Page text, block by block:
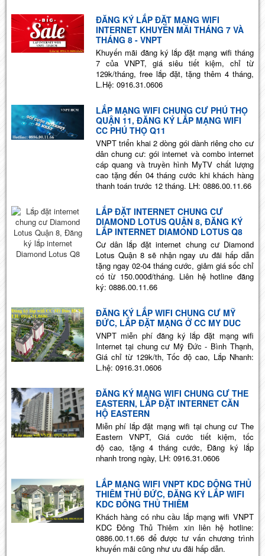
ĐĂNG KÝ LẮP ĐẶT MẠNG WIFI
INTERNET KHUYẾN MÃI THÁNG 7 VÀ
THÁNG 8 - VNPT
Khuyến mãi đăng ký lắp đặt mạng wifi tháng
7 của VNPT, giá siêu tiết kiệm, chỉ từ
129k/tháng, free lắp đặt, tặng thêm 4 tháng,
L.Hệ: 0916.31.0606
LẮP MẠNG WIFI CHUNG CƯ PHÚ THỌ
QUẬN 11, ĐĂNG KÝ LẮP MẠNG WIFI
CC PHÚ THỌ Q11
VNPT triển khai 2 dòng gói dành riêng cho cư
dân chung cư: gói internet và combo internet
cáp quang và truyền hình MyTV chất lượng
cao tặng đến 04 tháng cước khi khách hàng
thanh toán trước 12 tháng. LH: 0886.00.11.66
LẮP ĐẶT INTERNET CHUNG CƯ
DIAMOND LOTUS QUẬN 8, ĐĂNG KÝ
LẮP INTERNET DIAMOND LOTUS Q8
Cư dân lắp đặt internet chung cư Diamond
Lotus Quận 8 sẽ nhận ngay ưu đãi hấp dẫn
tặng ngay 02-04 tháng cước, giảm giá sốc chỉ
có từ 150.000đ/tháng. Liên hệ hotline đăng
ký: 0886.00.11.66
ĐĂNG KÝ LẮP WIFI CHUNG CƯ MỸ
ĐỨC, LẮP ĐẶT MẠNG Ở CC MY DUC
VNPT miễn phí đăng ký lắp đặt mạng wifi
Internet tại chung cư Mỹ Đức - Bình Thạnh,
Giá chỉ từ 129k/th, Tốc độ cao, Lắp Nhanh:
L.hệ: 0916.31.0606
ĐĂNG KÝ MẠNG WIFI CHUNG CƯ THE
EASTERN, LẮP ĐẶT INTERNET CĂN
HỘ EASTERN
Miễn phí lắp đặt mạng wifi tại chung cư The
Eastern VNPT, Giá cước tiết kiệm, tốc
độ cao, tặng 4 tháng cước, Đăng ký lắp
nhanh trong ngày, LH: 0916.31.0606
LẮP MẠNG WIFI VNPT KDC ĐÔNG THỦ
THIÊM THỦ ĐỨC, ĐĂNG KÝ LẮP WIFI
KDC ĐÔNG THỦ THIÊM
Khách hàng có nhu cầu lắp mạng wifi VNPT
KDC Đông Thủ Thiêm xin liên hệ hotline:
0886.00.11.66 để được tư vấn chương trình
khuyến mãi cũng như ưu đãi hấp dẫn.